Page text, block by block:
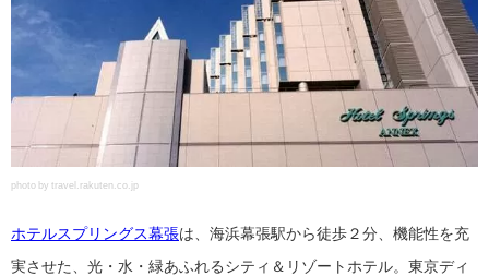
photo by travel.rakuten.co.jp
ホテルスプリングス幕張は、海浜幕張駅から徒歩２分、機能性を充
実させた、光・水・緑あふれるシティ＆リゾートホテル。東京ディ